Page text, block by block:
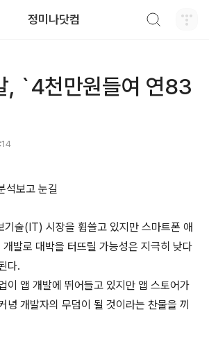
정미나닷컴
, `4천만원들여 연83
석보고 눈길
기술(IT) 시장을 휩쓸고 있지만 스마트폰 애
발로 대박을 터뜨릴 가능성은 지극히 낮다
다.
이 앱 개발에 뛰어들고 있지만 앱 스토어가
녕 개발자의 무덤이 될 것이라는 찬물을 끼